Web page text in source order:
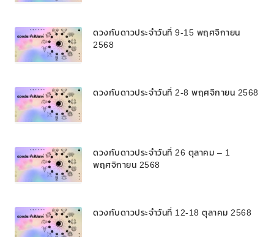
ดวงกับดาวประจำวันที่ 9-15 พฤศจิกายน
2568
ดวงกับดาวประจำวันที่ 2-8 พฤศจิกายน 2568
ดวงกับดาวประจำวันที่ 26 ตุลาคม – 1
พฤศจิกายน 2568
ดวงกับดาวประจำวันที่ 12-18 ตุลาคม 2568